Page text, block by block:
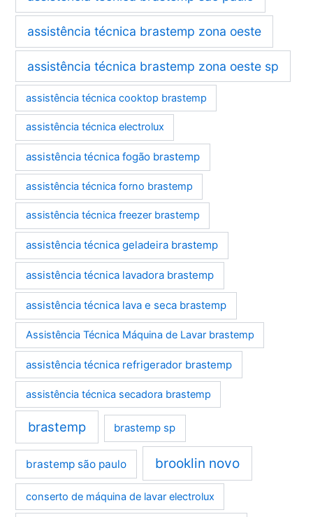
assistência técnica brastemp zona oeste
assistência técnica brastemp zona oeste sp
assistência técnica cooktop brastemp
assistência técnica electrolux
assistência técnica fogão brastemp
assistência técnica forno brastemp
assistência técnica freezer brastemp
assistência técnica geladeira brastemp
assistência técnica lavadora brastemp
assistência técnica lava e seca brastemp
Assistência Técnica Máquina de Lavar brastemp
assistência técnica refrigerador brastemp
assistência técnica secadora brastemp
brastemp brastemp sp
brastemp são paulo brooklin novo
conserto de máquina de lavar electrolux